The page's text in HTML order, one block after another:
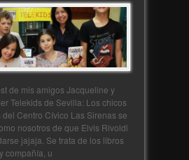
de mis amigos Jacqueline y
Telekids de Sevilla: Los chicos
del Centro Cívico Las Sirenas se
nosotros de que Elvis Rivoldi
jajaja. Se trata de los libros
compañía, u